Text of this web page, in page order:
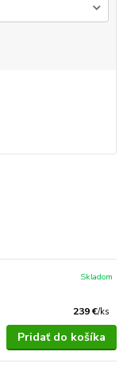
239 €/ks
Skladom
Pridať do košíka